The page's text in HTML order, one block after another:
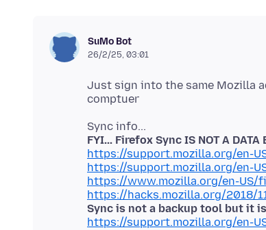
SuMo Bot
26/2/25, 03:01
Just sign into the same Mozilla
FYI... Firefox Sync IS NOT A DATA
https://support.mozilla.org/en-
https://support.mozilla.org/en-
https://www.mozilla.org/en-
https://hacks.mozilla.org/2018/
Sync is not a backup tool but it
https://support.mozilla.org/en-